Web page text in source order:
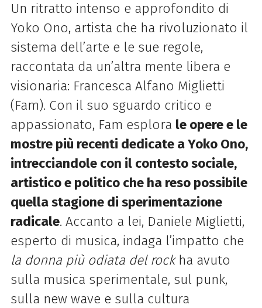
Un ritratto intenso e approfondito di
Yoko Ono, artista che ha rivoluzionato il
sistema dell’arte e le sue regole,
raccontata da un’altra mente libera e
visionaria: Francesca Alfano Miglietti
(Fam). Con il suo sguardo critico e
appassionato, Fam esplora le opere e le
mostre più recenti dedicate a Yoko Ono,
intrecciandole con il contesto sociale,
artistico e politico che ha reso possibile
quella stagione di sperimentazione
radicale. Accanto a lei, Daniele Miglietti,
esperto di musica, indaga l’impatto che
la donna più odiata del rockha avuto
sulla musica sperimentale, sul punk,
sulla new wave e sulla cultura